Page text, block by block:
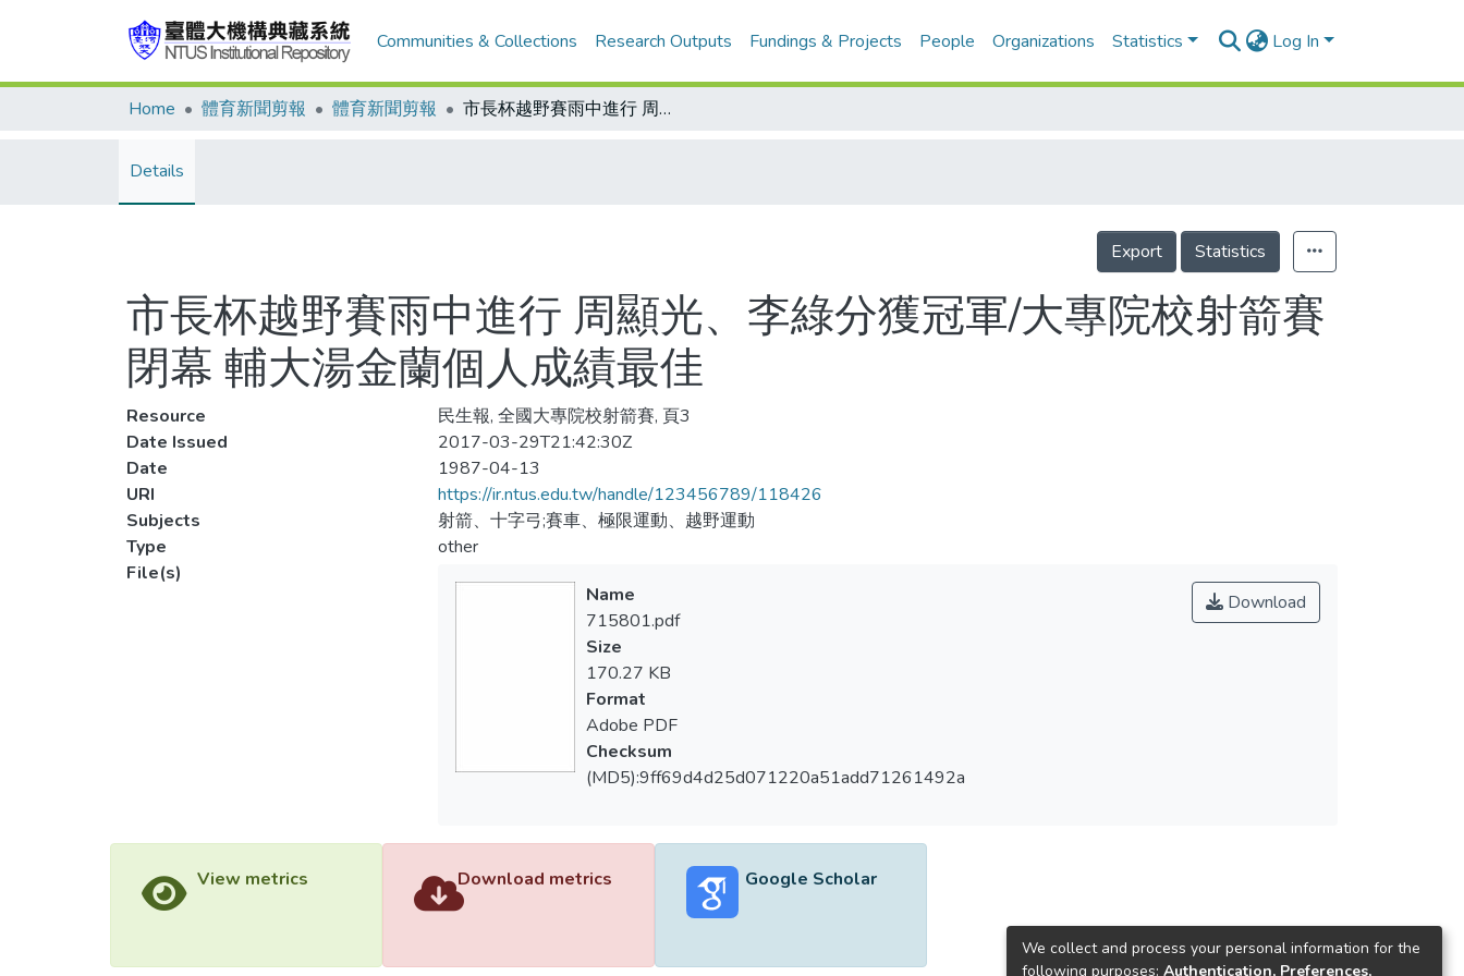
Communities & Collections Research Outputs Fundings & Projects People Organizations Statistics Log In
Home 體育新聞剪報 體育新聞剪報 市長杯越野賽雨中進行 周顯光、李綠分獲冠軍/大專院校射箭賽閉幕 輔大湯金蘭個人成績最佳
Details
Export Statistics
市長杯越野賽雨中進行 周顯光、李綠分獲冠軍/大專院校射箭賽
閉幕 輔大湯金蘭個人成績最佳
Resource
民生報, 全國大專院校射箭賽, 頁3
Date Issued
2017-03-29T21:42:30Z
Date
1987-04-13
URI
https://ir.ntus.edu.tw/handle/123456789/118426
Subjects
射箭、十字弓;賽車、極限運動、越野運動
Type
other
File(s)
Download
Name
715801.pdf
Size
170.27 KB
Format
Adobe PDF
Checksum
(MD5):9ff69d4d25d071220a51add71261492a
View metrics Download metrics Google Scholar
We collect and process your personal information for the
following purposes: Authentication, Preferences,